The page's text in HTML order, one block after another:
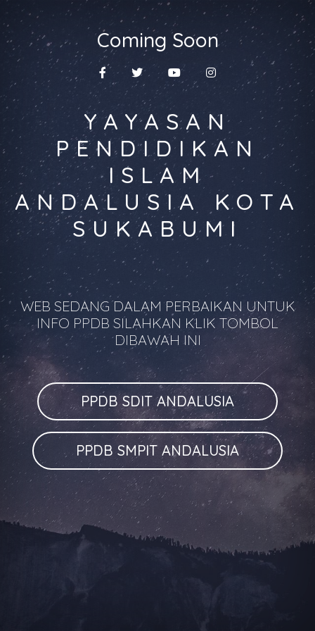
Coming Soon
YAYASAN
PENDIDIKAN
ISLAM
ANDALUSIA KOTA
SUKABUMI
WEB SEDANG DALAM PERBAIKAN UNTUK
INFO PPDB SILAHKAN KLIK TOMBOL
DIBAWAH INI
PPDB SDIT ANDALUSIA
PPDB SMPIT ANDALUSIA